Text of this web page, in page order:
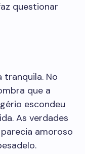
questionar
tranquila. No
que a
escondeu
As verdades
amoroso